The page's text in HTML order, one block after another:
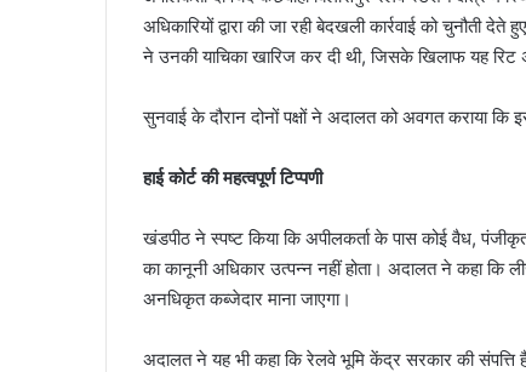
अधिकारियों द्वारा की जा रही बेदखली कार्रवाई को चुनौती
ने उनकी याचिका खारिज कर दी थी, जिसके खिलाफ यह रिट
सुनवाई के दौरान दोनों पक्षों ने अदालत को अवगत कराया कि
हाई कोर्ट की महत्वपूर्ण टिप्पणी
खंडपीठ ने स्पष्ट किया कि अपीलकर्ता के पास कोई वैध,
का कानूनी अधिकार उत्पन्न नहीं होता। अदालत ने कहा कि
अनधिकृत कब्जेदार माना जाएगा।
अदालत ने यह भी कहा कि रेलवे भूमि केंद्र सरकार की